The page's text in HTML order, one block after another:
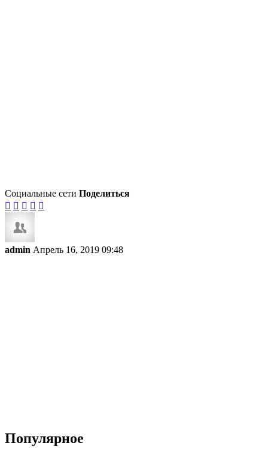
Социальные сети Поделиться
    
admin Апрель 16, 2019 09:48
Популярное